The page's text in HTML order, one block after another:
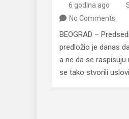
6 godina ago
No Comments
BEOGRAD –
predložio je danas
a ne da se raspisuju
se tako stvorili uslovi